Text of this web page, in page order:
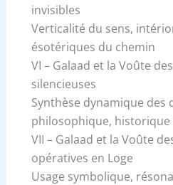
invisibles
Verticalité du sens,
ésotériques du chemin
VI – Galaad et la Voûte
silencieuses
Synthèse dynamique des
philosophique,
VII – Galaad et la Voûte
opératives en Loge
Usage symbolique,